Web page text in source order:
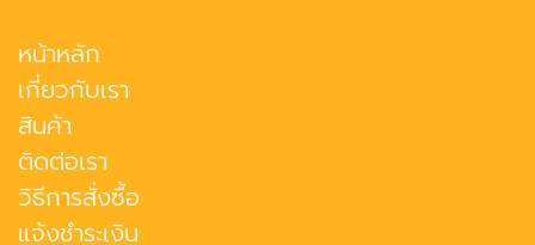
หน้าหลัก
เกี่ยวกับเรา
สินค้า
ติดต่อเรา
วิธีการสั่งซื้อ
แจ้งชำระเงิน